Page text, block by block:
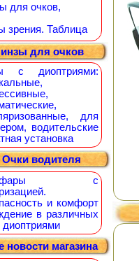
для очков,
зрения. Таблица
для очков
с диоптриями:
для
водительские
установка
Очки водителя
с
и комфорт
в различных
новости магазина